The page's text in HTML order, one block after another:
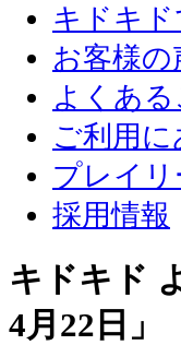
キドキ
お客様の
よくある
ご利用
プレイ
採用情報
キドキド
4月22日 」